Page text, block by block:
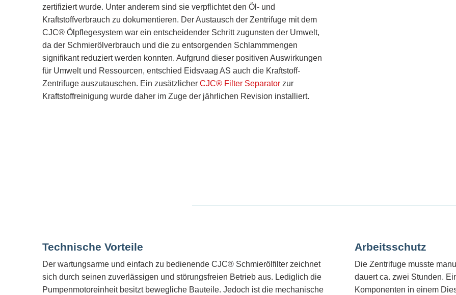
zertifiziert wurde. Unter anderem sind sie verpflichtet den Öl- und
Kraftstoffverbrauch zu dokumentieren. Der Austausch der Zentrifuge mit dem
CJC® Ölpflegesystem war ein entscheidender Schritt zugunsten der Umwelt,
da der Schmierölverbrauch und die zu entsorgenden Schlammmengen
signifikant reduziert werden konnten. Aufgrund dieser positiven Auswirkungen
für Umwelt und Ressourcen, entschied Eidsvaag AS auch die Kraftstoff-
Zentrifuge auszutauschen. Ein zusätzlicher CJC® Filter Separatorzur
Kraftstoffreinigung wurde daher im Zuge der jährlichen Revision installiert.
Technische Vorteile
Der wartungsarme und einfach zu bedienende CJC® Schmierölfilter zeichnet
sich durch seinen zuverlässigen und störungsfreien Betrieb aus. Lediglich die
Pumpenmotoreinheit besitzt bewegliche Bauteile. Jedoch ist die mechanische
Arbeitsschutz
Die Zentrifuge musste
dauert ca. zwei Stunden.
Komponenten in einem